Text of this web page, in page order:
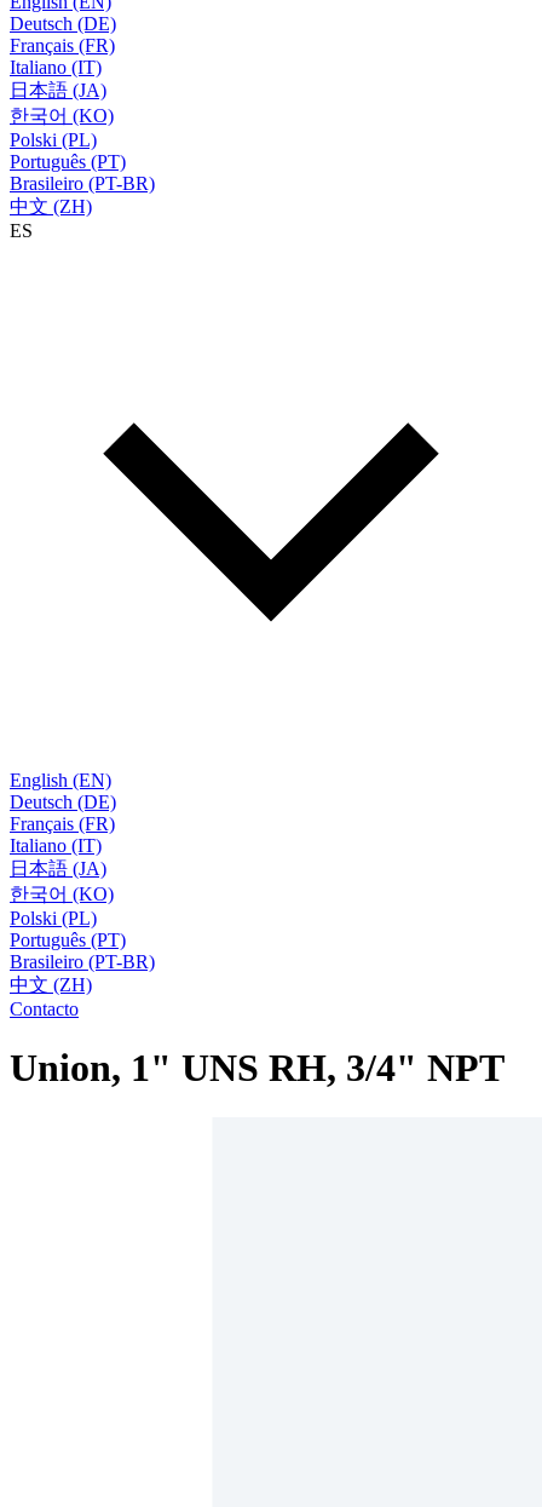
Deutsch (DE)
Français (FR)
Italiano (IT)
日本語 (JA)
한국어 (KO)
Polski (PL)
Português (PT)
Brasileiro (PT-BR)
中文 (ZH)
ES
English (EN)
Deutsch (DE)
Français (FR)
Italiano (IT)
日本語 (JA)
한국어 (KO)
Polski (PL)
Português (PT)
Brasileiro (PT-BR)
中文 (ZH)
Contacto
Union, 1" UNS RH, 3/4" NPT